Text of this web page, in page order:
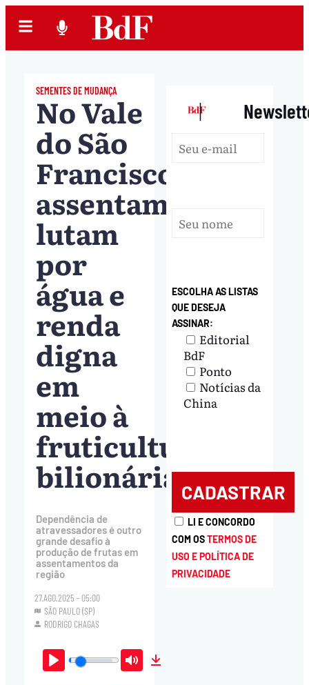
SEMENTES DE MUDANÇA
No Vale
do São
Francisco,
assentamentos
lutam
por
água e
renda
digna
em
meio à
fruticultura
bilionária
Dependência de
atravessadores é outro
grande desafio à
produção de frutas em
assentamentos da
região
27.AGO.2025 - 05:00
SÃO PAULO (SP)
RODRIGO CHAGAS
Play Mute
|
ESCOLHA AS LISTAS
QUE DESEJA
ASSINAR:
Editorial
BdF
Ponto
Notícias da
China
LI E CONCORDO
COM OSTERMOS DE
USO E POLÍTICA DE
PRIVACIDADE